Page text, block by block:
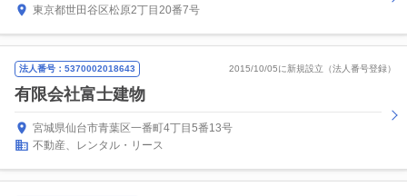
東京都世田谷区松原2丁目20番7号
法人番号：5370002018643 2015/10/05に新規設立（法人番号登録）
有限会社富士建物
宮城県仙台市青葉区一番町4丁目5番13号
不動産、レンタル・リース